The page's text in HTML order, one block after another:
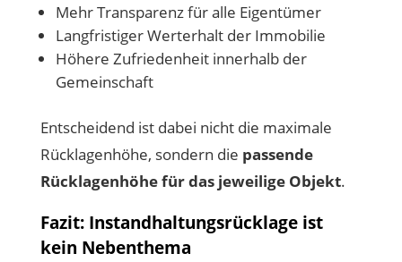
Mehr Transparenz für alle Eigentümer
Langfristiger Werterhalt der Immobilie
Höhere Zufriedenheit innerhalb der
Gemeinschaft
Entscheidend ist dabei nicht die maximale
Rücklagenhöhe, sondern die passende
Rücklagenhöhe für das jeweilige Objekt.
Fazit: Instandhaltungsrücklage ist
kein Nebenthema